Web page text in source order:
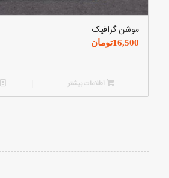
موشن گرافیک
16,500تومان
اطلاعات بیشتر